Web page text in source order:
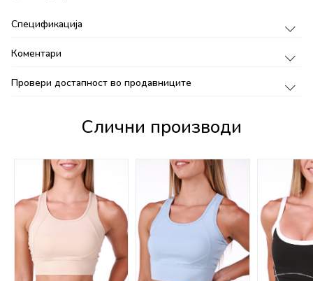
Спецификација
Коментари
Провери достапност во продавниците
Слични производи